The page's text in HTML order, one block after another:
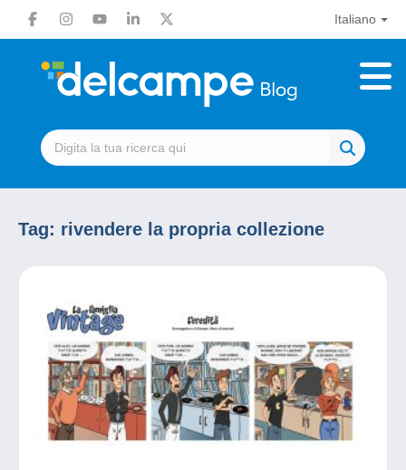
Italiano
Tag: rivendere la propria collezione